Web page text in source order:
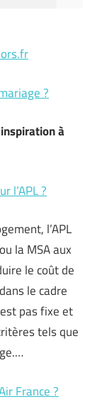
?
à
l’APL ?
l’APL
la MSA aux
le coût de
le cadre
pas fixe et
tels que
France ?